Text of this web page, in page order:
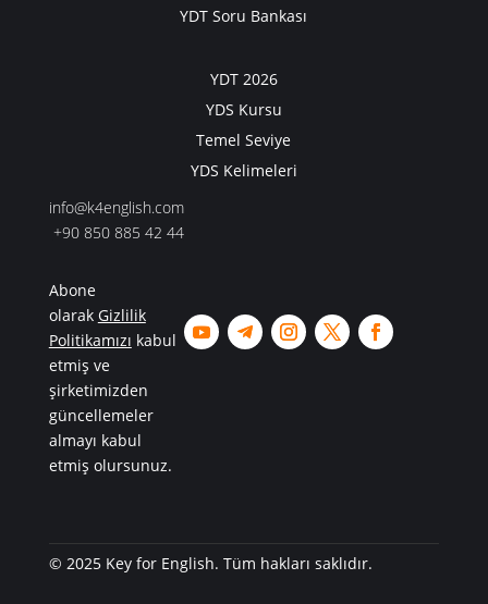
YDT Soru Bankası
YDT 2026
YDS Kursu
Temel Seviye
YDS Kelimeleri
info@k4english.com
+90 850 885 42 44
Abone
olarak Gizlilik
Politikamızı kabul
etmiş ve
şirketimizden
güncellemeler
almayı kabul
etmiş olursunuz.
© 2025 Key for English. Tüm hakları saklıdır.